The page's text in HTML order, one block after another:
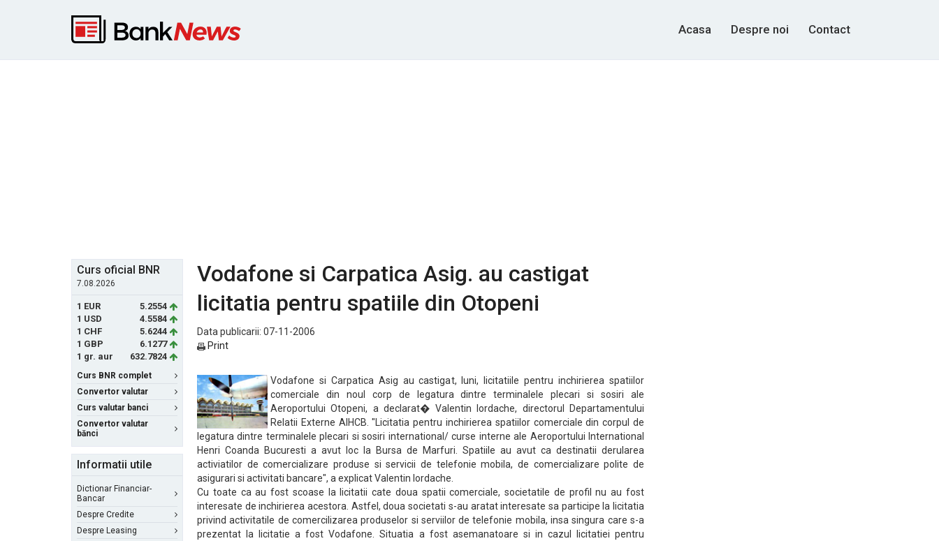
Acasa Despre noi Contact
Curs oficial BNR
7.08.2026
1 EUR
5.2554
1 USD
4.5584
1 CHF
5.6244
1 GBP
6.1277
1 gr. aur
632.7824
Curs BNR complet
Convertor valutar
Curs valutar banci
Convertor valutar
bănci
Informatii utile
Dictionar Financiar-
Bancar
Despre Credite
Despre Leasing
Vodafone si Carpatica Asig. au castigat
licitatia pentru spatiile din Otopeni
Data publicarii: 07-11-2006
Print
Vodafone si Carpatica Asig au castigat, luni, licitatiile pentru inchirierea spatiilor
comerciale din noul corp de legatura dintre terminalele plecari si sosiri ale
Aeroportului Otopeni, a declarat� Valentin Iordache, directorul Departamentului
Relatii Externe AIHCB. "Licitatia pentru inchirierea spatiilor comerciale din corpul de
legatura dintre terminalele plecari si sosiri international/ curse interne ale Aeroportului International
Henri Coanda Bucuresti a avut loc la Bursa de Marfuri. Spatiile au avut ca destinatii derularea
activiatilor de comercializare produse si servicii de telefonie mobila, de comercializare polite de
asigurari si activitati bancare", a explicat Valentin Iordache.
Cu toate ca au fost scoase la licitatii cate doua spatii comerciale, societatile de profil nu au fost
interesate de inchirierea acestora. Astfel, doua societati s-au aratat interesate sa participe la licitatia
privind activitatile de comercilizarea produselor si serviilor de telefonie mobila, insa singura care s-a
prezentat la licitatie a fost Vodafone. Situatia a fost asemanatoare si in cazul licitatiei pentru